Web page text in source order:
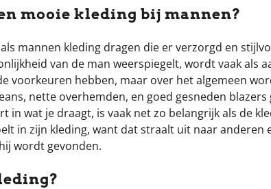
mooie kleding bij mannen?
mannen kleding dragen die er verzorgd en
van de man weerspiegelt, wordt vaak als
voorkeuren hebben, maar over het algemeen
nette overhemden, en goed gesneden
in wat je draagt, is vaak net zo belangrijk als de
in zijn kleding, want dat straalt uit naar anderen
wordt gevonden.